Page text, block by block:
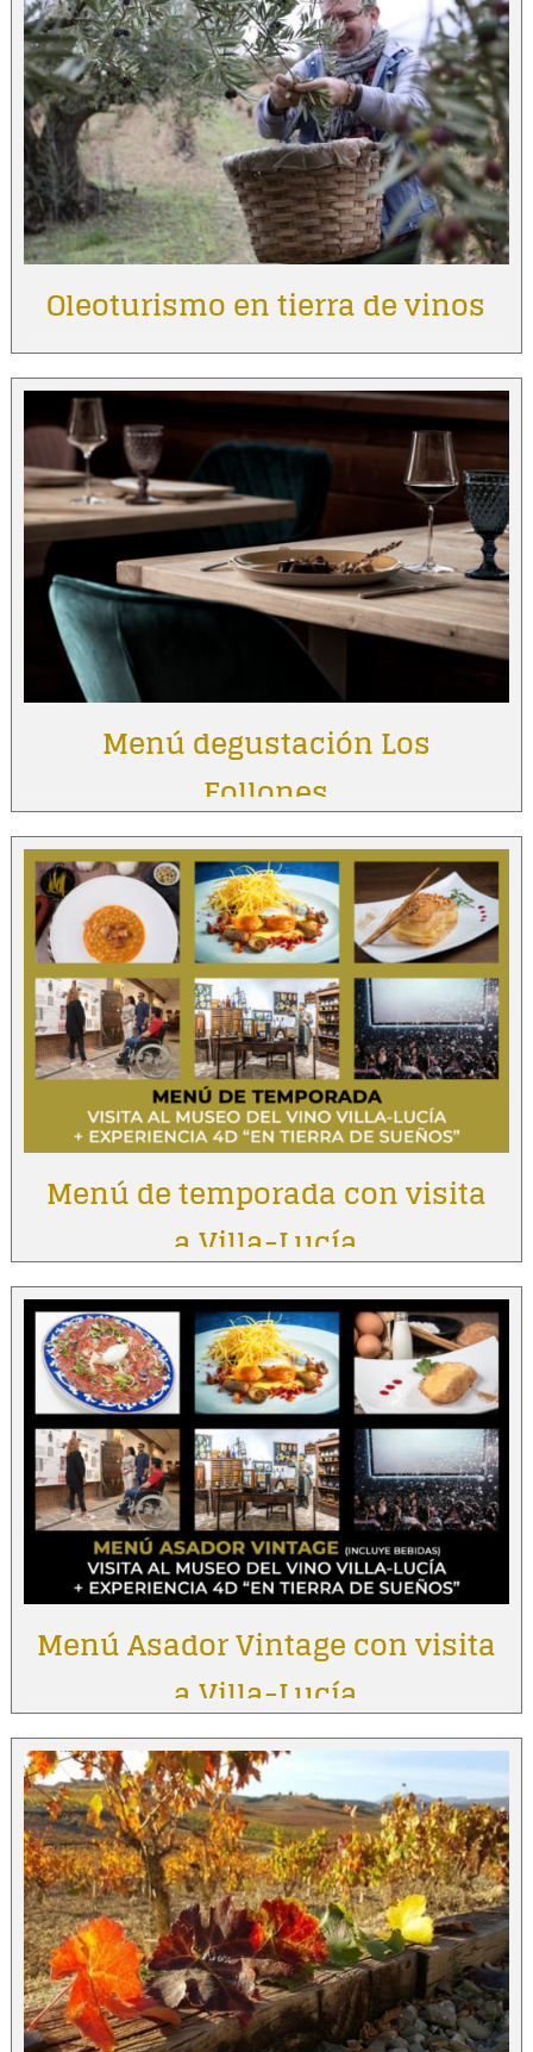
Oleoturismo en tierra de vinos
Menú degustación Los
Follones
Menú de temporada con visita
a Villa-Lucía
Menú Asador Vintage con visita
a Villa-Lucía